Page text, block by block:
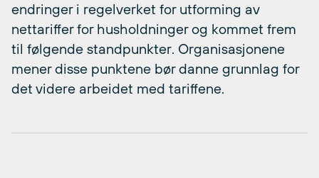
endringer i regelverket for utforming av
nettariffer for husholdninger og kommet frem
til følgende standpunkter. Organisasjonene
mener disse punktene bør danne grunnlag for
det videre arbeidet med tariffene.